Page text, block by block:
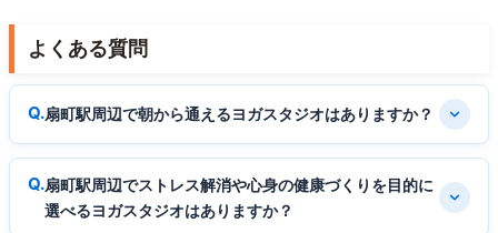
よくある質問
扇町駅周辺で朝から通えるヨガスタジオはありますか？
扇町駅周辺でストレス解消や心身の健康づくりを目的に
選べるヨガスタジオはありますか？